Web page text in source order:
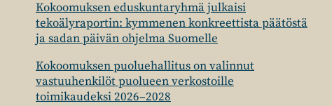
Kokoomuksen eduskuntaryhmä julkaisi
tekoälyraportin: kymmenen konkreettista päätöstä
ja sadan päivän ohjelma Suomelle
Kokoomuksen puoluehallitus on valinnut
vastuuhenkilöt puolueen verkostoille
toimikaudeksi 2026–2028